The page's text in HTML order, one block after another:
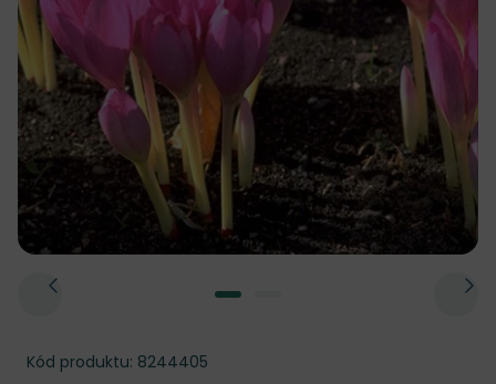
Kód produktu: 8244405